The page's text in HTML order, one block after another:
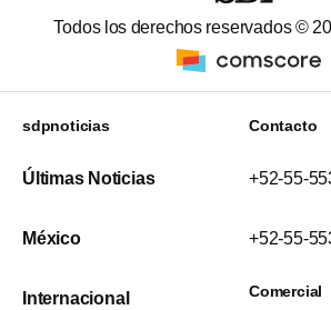
Todos los derechos reservados ©
sdpnoticias
Últimas Noticias
México
Internacional
Contacto
+52-55-
+52-55-
Comercial